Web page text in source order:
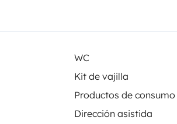
Si besoin
votre réservation.
WC
Kit de vajilla
Productos de consumo
Dirección asistida